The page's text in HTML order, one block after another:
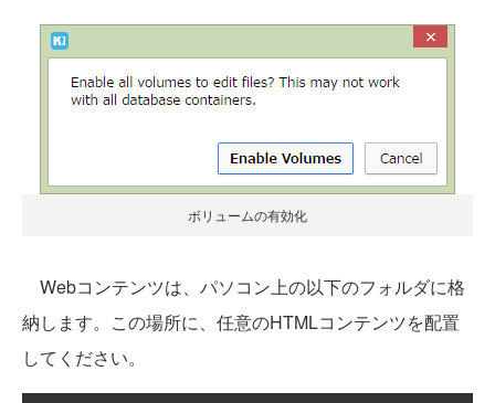
ボリュームの有効化
Webコンテンツは、パソコン上の以下のフォルダに格
納します。この場所に、任意のHTMLコンテンツを配置
してください。